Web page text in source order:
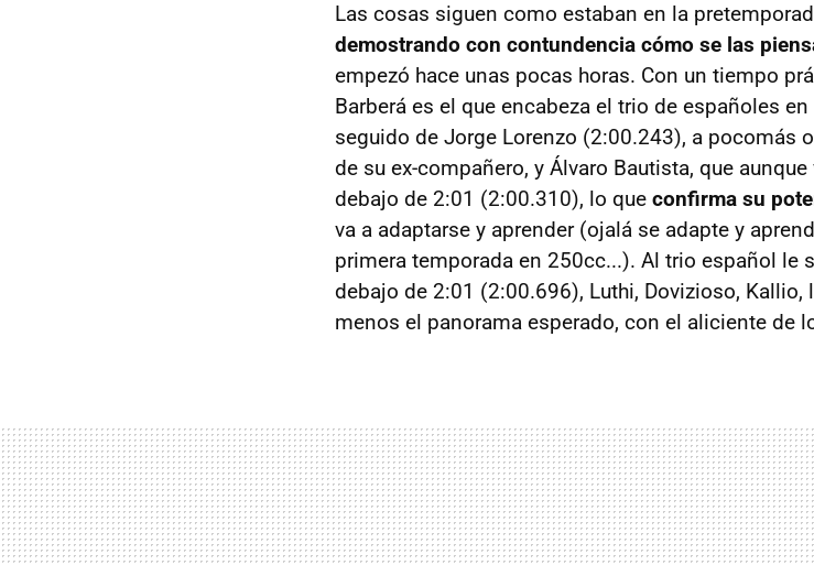
Las cosas siguen como estaban en la
demostrando con contundencia cómo se las
empezó hace unas pocas horas. Con un tiempo
Barberá es el que encabeza el trio de españoles
seguido de Jorge Lorenzo (2:00.243), a pocomás
de su ex-compañero, y Álvaro Bautista, que
debajo de 2:01 (2:00.310), lo que confirma su
va a adaptarse y aprender (ojalá se adapte y
primera temporada en 250cc...). Al trio español le
debajo de 2:01 (2:00.696), Luthi, Dovizioso,
menos el panorama esperado, con el aliciente de